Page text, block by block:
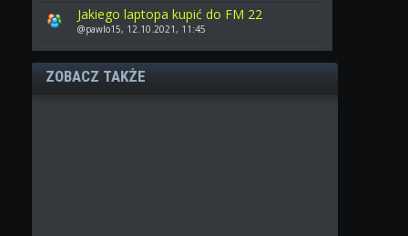
Jakiego laptopa kupić do FM 22
@pawlo15, 12.10.2021, 11:45
ZOBACZ TAKŻE